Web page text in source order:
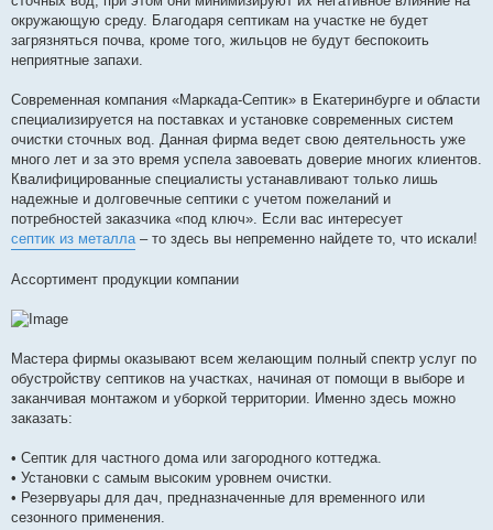
окружающую среду. Благодаря септикам на участке не будет
загрязняться почва, кроме того, жильцов не будут беспокоить
неприятные запахи.
Современная компания «Маркада-Септик» в Екатеринбурге и области
специализируется на поставках и установке современных систем
очистки сточных вод. Данная фирма ведет свою деятельность уже
много лет и за это время успела завоевать доверие многих клиентов.
Квалифицированные специалисты устанавливают только лишь
надежные и долговечные септики с учетом пожеланий и
потребностей заказчика «под ключ». Если вас интересует
септик из металла – то здесь вы непременно найдете то, что искали!
Ассортимент продукции компании
Мастера фирмы оказывают всем желающим полный спектр услуг по
обустройству септиков на участках, начиная от помощи в выборе и
заканчивая монтажом и уборкой территории. Именно здесь можно
заказать:
• Септик для частного дома или загородного коттеджа.
• Установки с самым высоким уровнем очистки.
• Резервуары для дач, предназначенные для временного или
сезонного применения.